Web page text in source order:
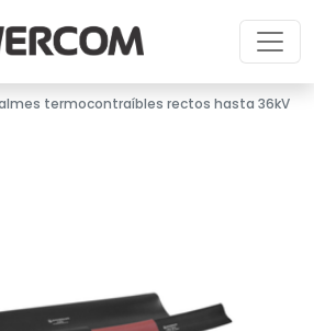
termocontraíbles rectos hasta 36kV